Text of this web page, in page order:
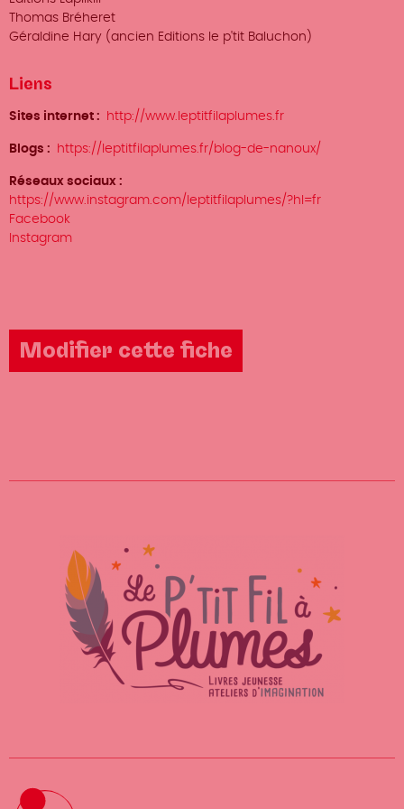
Thomas Bréheret
Géraldine Hary (ancien Editions le p'tit Baluchon)
Liens
Sites internet http://www.leptitfilaplumes.fr
Blogs https://leptitfilaplumes.fr/blog-de-nanoux/
Réseaux sociaux
https://www.instagram.com/leptitfilaplumes/?hl=fr
Facebook
Instagram
Modifier cette fiche